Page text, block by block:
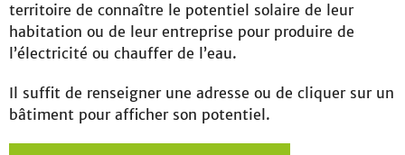
territoire de connaître le potentiel solaire de leur
habitation ou de leur entreprise pour produire de
l’électricité ou chauffer de l’eau.
Il suffit de renseigner une adresse ou de cliquer sur un
bâtiment pour afficher son potentiel.